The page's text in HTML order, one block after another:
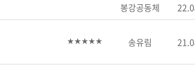
봉강공동체
송유림